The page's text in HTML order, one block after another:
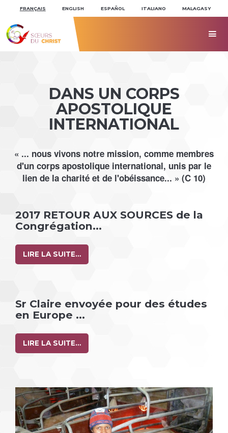
Aller
navigation
personnelsFRANÇAIS ENGLISH ESPAÑOL ITALIANO MALAGASY

DANS UN CORPS
APOSTOLIQUE
INTERNATIONAL
« ... nous vivons notre mission, comme membres
d'un corps apostolique international, unis par le
lien de la charité et de l'obéissance... » (C 10)
2017 RETOUR AUX SOURCES de la
Congrégation...
LIRE LA SUITE…
Sr Claire envoyée pour des études
en Europe ...
LIRE LA SUITE…